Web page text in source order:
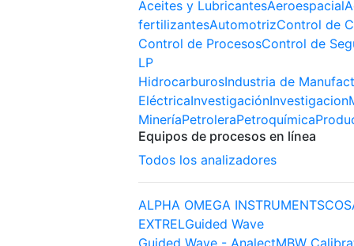
Aceites y LubricantesAeroespacial
fertilizantesAutomotrizControl de
Control de ProcesosControl de
LP
HidrocarburosIndustria de
EléctricaInvestigaciónInvestigacion
MineríaPetroleraPetroquímica
Equipos de procesos en línea
Todos los analizadores
ALPHA OMEGA INSTRUMENTS
EXTRELGuided Wave